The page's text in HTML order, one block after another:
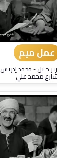
عمل ميم
خليل-محمد إدريس
شارع محمد علي